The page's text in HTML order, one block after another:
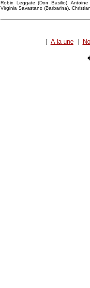
Robin Leggate (Don Basilio),
Virginia Savastano (Barbarina),
[ A la une|